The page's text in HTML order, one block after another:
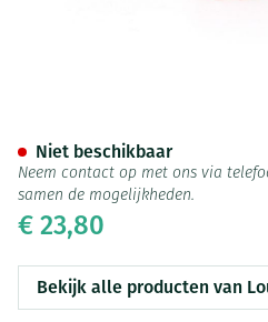
€ 23,80
Niet beschikbaar
Neem contact op met ons via
samen de mogelijkheden.
Bekijk alle producten van